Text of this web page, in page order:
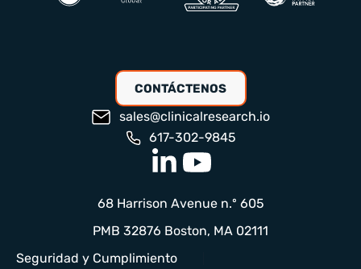
CONTÁCTENOS
sales@clinicalresearch.io
617-302-9845
Seguridad y Cumplimiento
68 Harrison Avenue n.º 605
PMB 32876 Boston, MA 02111